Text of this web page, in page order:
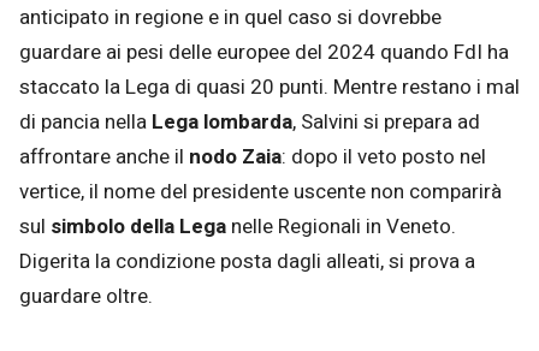
anticipato in regione e in quel caso si dovrebbe
guardare ai pesi delle europee del 2024 quando FdI ha
staccato la Lega di quasi 20 punti. Mentre restano i mal
di pancia nella Lega lombarda, Salvini si prepara ad
affrontare anche il nodo Zaia: dopo il veto posto nel
vertice, il nome del presidente uscente non comparirà
sul simbolo della Lega nelle Regionali in Veneto.
Digerita la condizione posta dagli alleati, si prova a
guardare oltre.